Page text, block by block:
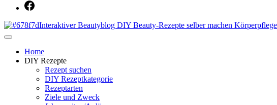
Manuka Magic – Natürlich schön: Dein
Home
DIY Rezepte
Rezept suchen
DIY Rezeptkategorie
Rezeptarten
Ziele und Zweck